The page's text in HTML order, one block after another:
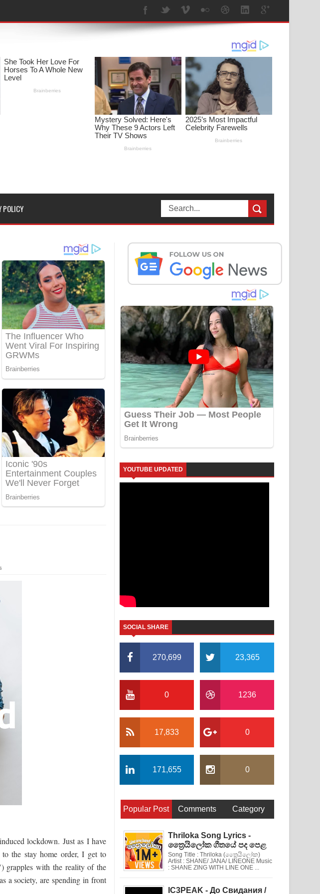
POLICY
lockdown. Just as I have
to the stay home order, I get to
grapples with the reality of the
a society, are spending in front
YOUTUBE UPDATED
SOCIAL SHARE
270,699 23,365
0 1236
17,833 0
171,655 0
Popular Post Comments Category
Thriloka Song Lyrics -
ත්‍රෛයිලෝක ගීතයේ පද පෙළ
Song Title : Thriloka (ත්‍රෛයිලෝක)
Artist : SHANE/ JANA/ LINEONE Music
: SHANE ZING WITH LINE ONE ...
IC3PEAK - До Свидания /